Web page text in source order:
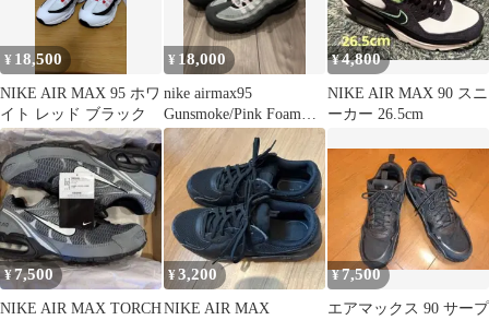
¥ 18,500
NIKE AIR MAX 95 ホワ
イト レッド ブラック
¥ 18,000
nike airmax95
Gunsmoke/Pink Foam
24.0cm
¥4,800
NIKE AIR MAX 90 スニ
ーカー 26.5cm
¥7,500
NIKE AIR MAX TORCH
¥3,200
NIKE AIR MAX
¥7,500
エアマックス 90 サープ